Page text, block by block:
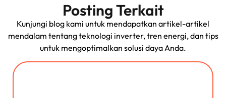
Posting Terkait
Kunjungi blog kami untuk mendapatkan artikel-artikel
mendalam tentang teknologi inverter, tren energi, dan tips
untuk mengoptimalkan solusi daya Anda.